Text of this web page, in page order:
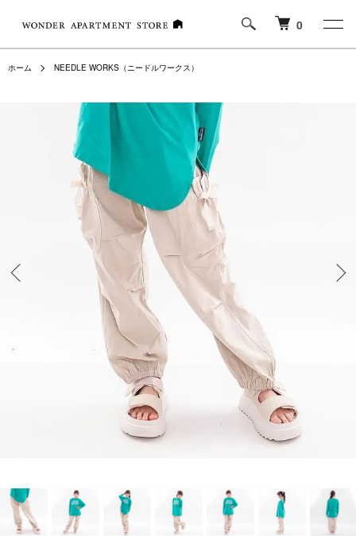
0
ホーム NEEDLE WORKS（ニードルワークス）